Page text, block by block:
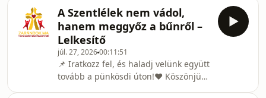
https://zarandok.ma/tamogatas/Lelkesítő
– 29. részszerkesztő: Bartha Angéla
SSSvágó: Herczeg András,
Harasztovics Arnoldfőszerkesztő és
producer: Harasztovics
ArnoldKészítette a Szent Bertalan
Harangjai Médiamissziós Alapítvány
A Szentlélek nem vádol,
hanem meggyőz a bűnről –
Lelkesítő
júl. 27, 202600:11:51
📌 Iratkozz fel, és haladj velünk együtt
tovább a pünkösdi úton!❤️ Köszönjük,